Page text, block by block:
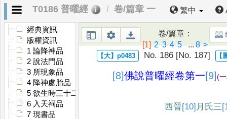
T0186 普曜經 卷/篇章 一 繁中
經典資訊
版權資訊
1 論降神品
2 說法門品
3 所現象品
4 降神處胎品
5 欲生時三十二瑞品
6 入天祠品
7 現書品
卷/篇章：
[1] 2 3 4 5...8 >
No. 186 [No. 187]
[8]佛說普曜經卷第一[9](
西晉[10] 月氏三